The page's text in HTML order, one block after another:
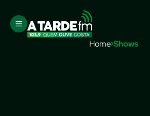
Home Shows